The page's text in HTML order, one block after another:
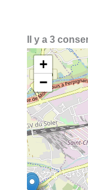
Il y a 3
+
−